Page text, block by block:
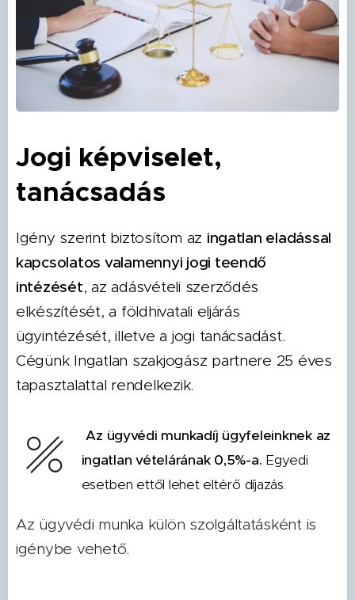
Jogi képviselet,
tanácsadás
Igény szerint biztosítom az ingatlan eladással
kapcsolatos valamennyi jogi teendő
intézését, az adásvételi szerződés
elkészítését, a földhivatali eljárás
ügyintézését, illetve a jogi tanácsadást.
Cégünk Ingatlan szakjogász partnere 25 éves
tapasztalattal rendelkezik.
Az ügyvédi munkadíj ügyfeleinknek az
ingatlan vételárának 0,5%-a. Egyedi
esetben ettől lehet eltérő díjazás.
Az ügyvédi munka külön szolgáltatásként is
igénybe vehető.